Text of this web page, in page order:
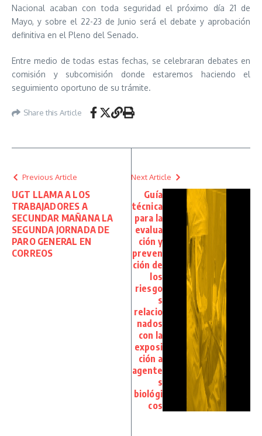
Nacional acaban con toda seguridad el próximo día 21 de
Mayo, y sobre el 22-23 de Junio será el debate y aprobación
definitiva en el Pleno del Senado.
Entre medio de todas estas fechas, se celebraran debates en
comisión y subcomisión donde estaremos haciendo el
seguimiento oportuno de su trámite.
Share this Article
Previous Article
UGT LLAMA A LOS
TRABAJADORES A
SECUNDAR MAÑANA LA
SEGUNDA JORNADA DE
PARO GENERAL EN
CORREOS
Next Article
Guía
técnica
para la
evalua
ción y
preven
ción de
los
riesgo
s
relacio
nados
con la
exposi
ción a
agente
s
biológi
cos